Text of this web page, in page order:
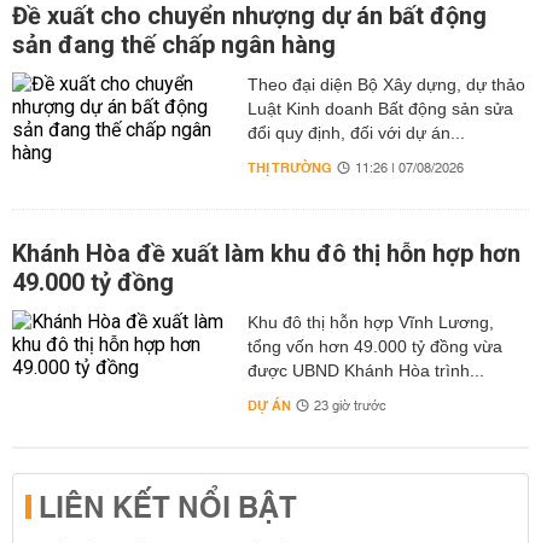
Đề xuất cho chuyển nhượng dự án bất động
sản đang thế chấp ngân hàng
Theo đại diện Bộ Xây dựng, dự thảo
Luật Kinh doanh Bất động sản sửa
đổi quy định, đối với dự án...
THỊ TRƯỜNG 11:26 | 07/08/2026
Khánh Hòa đề xuất làm khu đô thị hỗn hợp hơn
49.000 tỷ đồng
Khu đô thị hỗn hợp Vĩnh Lương,
tổng vốn hơn 49.000 tỷ đồng vừa
được UBND Khánh Hòa trình...
DỰ ÁN 23 giờ trước
LIÊN KẾT NỔI BẬT